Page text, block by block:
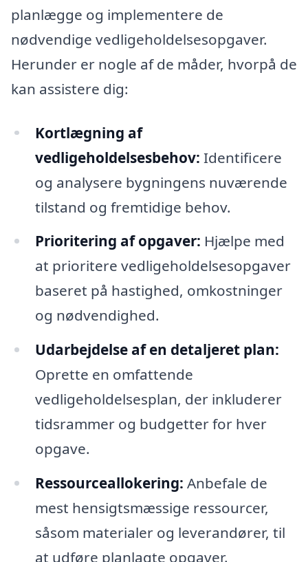
planlægge og implementere de
nødvendige vedligeholdelsesopgaver.
Herunder er nogle af de måder, hvorpå de
kan assistere dig:
Kortlægning af
vedligeholdelsesbehov: Identificere
og analysere bygningens nuværende
tilstand og fremtidige behov.
Prioritering af opgaver: Hjælpe med
at prioritere vedligeholdelsesopgaver
baseret på hastighed, omkostninger
og nødvendighed.
Udarbejdelse af en detaljeret plan:
Oprette en omfattende
vedligeholdelsesplan, der inkluderer
tidsrammer og budgetter for hver
opgave.
Ressourceallokering: Anbefale de
mest hensigtsmæssige ressourcer,
såsom materialer og leverandører, til
at udføre planlagte opgaver.